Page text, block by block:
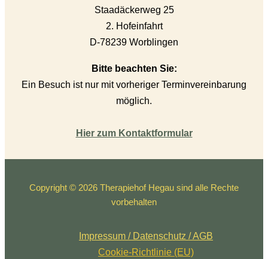
Staadäckerweg 25
2. Hofeinfahrt
D-78239 Worblingen
Bitte beachten Sie:
Ein Besuch ist nur mit vorheriger Terminvereinbarung
möglich.
Hier zum Kontaktformular
Copyright © 2026 Therapiehof Hegau sind alle Rechte
vorbehalten
Impressum / Datenschutz / AGB
Cookie-Richtlinie (EU)